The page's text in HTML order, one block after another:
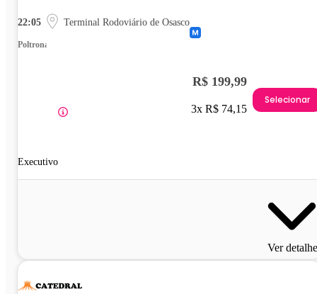
22:05 Terminal Rodoviário de Osasco
Poltrona
Executivo
R$ 199,99
3x R$ 74,15
Selecionar
Ver